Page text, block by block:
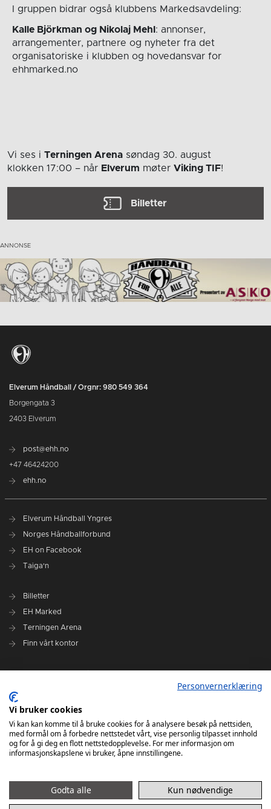
I gruppen bidrar også klubbens Markedsavdeling:
Kalle Björkman og Nikolaj Mehl : annonser,
arrangementer, partnere og nyheter fra det
organisatoriske i klubben og hovedansvar for
ehhmarked.no
Vi ses i Terningen Arena søndag 30. august
klokken 17:00 – når Elverum møter Viking TIF!
Billetter
Elverum Håndball / Orgnr: 980 549 364
Borgengata 3
2403 Elverum
post@ehh.no
+47 46424200
ehh.no
Elverum Håndball Yngres
Norges Håndballforbund
EH on Facebook
Taiga'n
Billetter
EH Marked
Terningen Arena
Finn vårt kontor
Administrasjonen i Elverum Håndball
Styre og utvalg
VARSLINGSRUTINER FOR ELVERUM HÅNDBALL
Personvernerklæring
Vi bruker cookies
Vi kan kan komme til å bruke cookies for å analysere besøk på nettsiden,
med formål om å forbedre nettstedet vårt, vise personlig tilpasset innhold
og for å gi deg en flott nettstedopplevelse. For mer informasjon om
informasjonskapslene vi bruker, åpne innstillingene.
Godta alle
Kun nødvendige